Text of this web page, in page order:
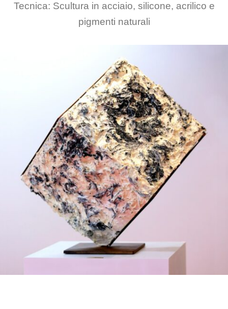
Tecnica: Scultura in acciaio, silicone, acrilico e
pigmenti naturali